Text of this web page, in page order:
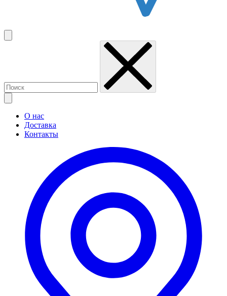
О нас
Доставка
Контакты